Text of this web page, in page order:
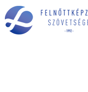
Skip
to
content